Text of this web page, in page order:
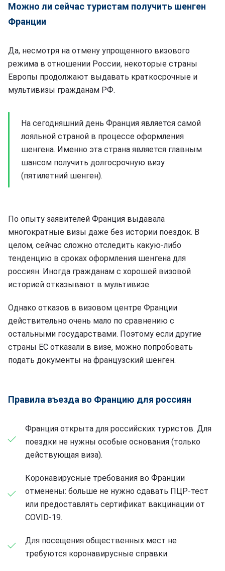
Можно ли сейчас туристам получить шенген
Франции
Да, несмотря на отмену упрощенного визового
режима в отношении России, некоторые страны
Европы продолжают выдавать краткосрочные и
мультивизы гражданам РФ.
На сегодняшний день Франция является самой
лояльной страной в процессе оформления
шенгена. Именно эта страна является главным
шансом получить долгосрочную визу
(пятилетний шенген).
По опыту заявителей Франция выдавала
многократные визы даже без истории поездок. В
целом, сейчас сложно отследить какую-либо
тенденцию в сроках оформления шенгена для
россиян. Иногда гражданам с хорошей визовой
историей отказывают в мультивизе.
Однако отказов в визовом центре Франции
действительно очень мало по сравнению с
остальными государствами. Поэтому если другие
страны ЕС отказали в визе, можно попробовать
подать документы на французский шенген.
Правила въезда во Францию для россиян
Франция открыта для российских туристов. Для
поездки не нужны особые основания (только
действующая виза).
Коронавирусные требования во Франции
отменены: больше не нужно сдавать ПЦР-тест
или предоставлять сертификат вакцинации от
COVID-19.
Для посещения общественных мест не
требуются коронавирусные справки.